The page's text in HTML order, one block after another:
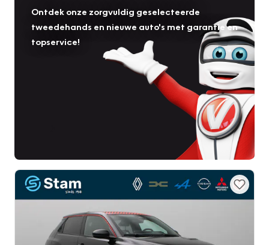
Ontdek onze zorgvuldig geselecteerde
tweedehands en nieuwe auto's met garantie en
topservice!